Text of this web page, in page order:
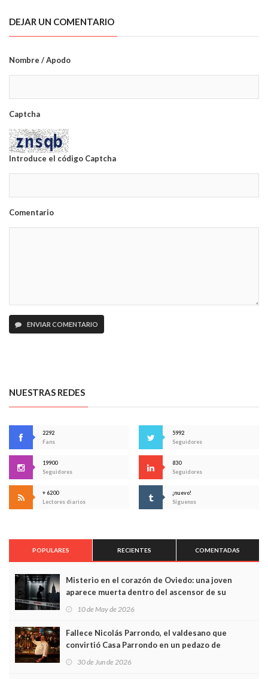
DEJAR UN COMENTARIO
Nombre / Apodo
Captcha
Introduce el código Captcha
Comentario
ENVIAR COMENTARIO
NUESTRAS REDES
2292
Fans
5992
Seguidores
19900
Seguidores
830
Seguidores
+ 6200
Lectores diarios
¡nuevo!
Síguenos
POPULARES RECIENTES COMENTADAS
Misterio en el corazón de Oviedo: una joven
aparece muerta dentro del ascensor de su
edificio y las cámaras captan sus últimos minutos
10 de May de 2026
Fallece Nicolás Parrondo, el valdesano que
convirtió Casa Parrondo en un pedazo de
Asturias en Madrid
30 de Jun de 2026